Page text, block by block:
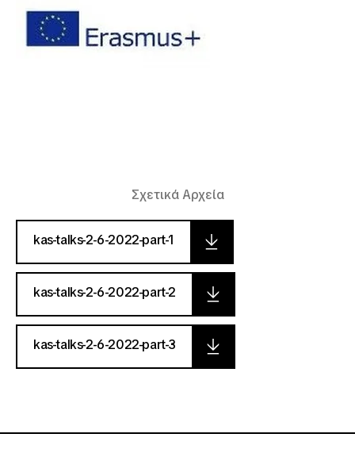
Σχετικά Αρχεία
kas-talks-2-6-2022-part-1
kas-talks-2-6-2022-part-2
kas-talks-2-6-2022-part-3